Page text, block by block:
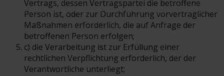
Vertrags, dessen Vertragspartei die betroffene
Person ist, oder zur Durchführung vorvertraglicher
Maßnahmen erforderlich, die auf Anfrage der
betroffenen Person erfolgen;
c) die Verarbeitung ist zur Erfüllung einer
rechtlichen Verpflichtung erforderlich, der der
Verantwortliche unterliegt;